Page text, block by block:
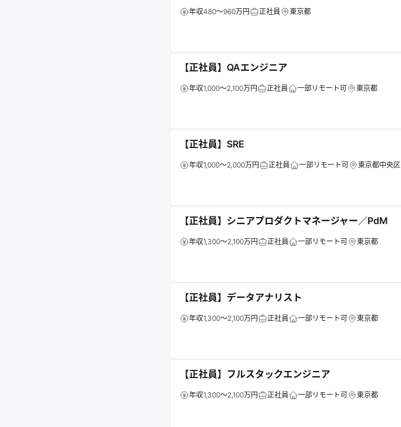
年収480～960万円 正社員 東京都
【正社員】QAエンジニア
年収1,000～2,100万円 正社員 一部リモート可 東京都
【正社員】SRE
年収1,000～2,000万円 正社員 一部リモート可 東京都中央区
【正社員】シニアプロダクトマネージャー／PdM
年収1,300～2,100万円 正社員 一部リモート可 東京都
【正社員】データアナリスト
年収1,300～2,100万円 正社員 一部リモート可 東京都
【正社員】フルスタックエンジニア
年収1,300～2,100万円 正社員 一部リモート可 東京都